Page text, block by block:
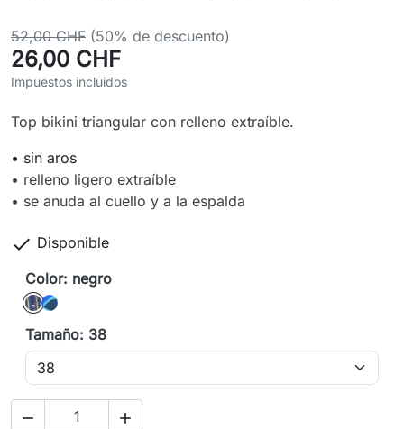
52,00 CHF (50% de descuento)
26,00 CHF
Impuestos incluidos
Top bikini triangular con relleno extraíble.
• sin aros
• relleno ligero extraíble
• se anuda al cuello y a la espalda
 Disponible
Color: negro
negro
azul
Tamaño: 38
 